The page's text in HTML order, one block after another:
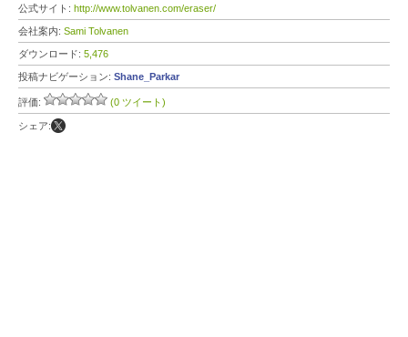
公式サイト: http://www.tolvanen.com/eraser/
会社案内: Sami Tolvanen
ダウンロード: 5,476
投稿ナビゲーション: Shane_Parkar
評価: (0 ツイート)
シェア: